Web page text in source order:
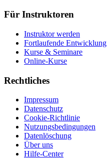
Für Instruktoren
Instruktor werden
Fortlaufende Entwicklung
Kurse & Seminare
Online-Kurse
Rechtliches
Impressum
Datenschutz
Cookie-Richtlinie
Nutzungsbedingungen
Datenlöschung
Über uns
Hilfe-Center